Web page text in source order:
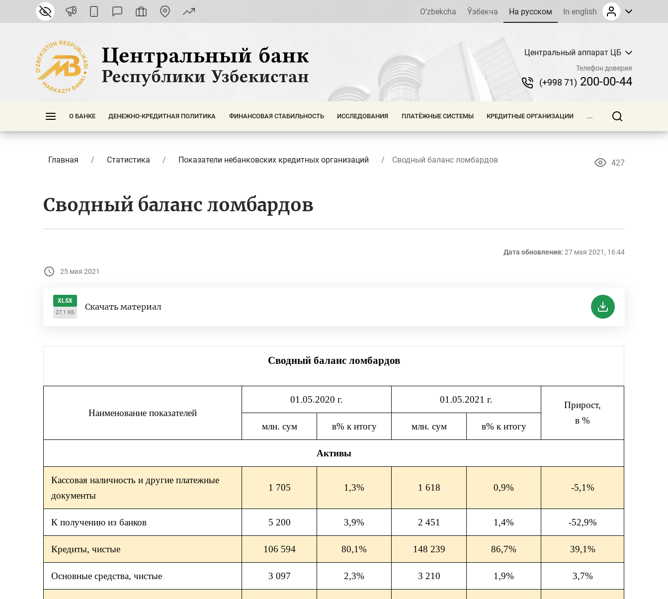
O’zbekcha Ўзбекча На русском In english
Центральный аппарат ЦБ
Телефон доверия
(+998 71) 200-00-44
О БАНКЕ ДЕНЕЖНО-КРЕДИТНАЯ ПОЛИТИКА ФИНАНСОВАЯ СТАБИЛЬНОСТЬ ИССЛЕДОВАНИЯ ПЛАТЁЖНЫЕ СИСТЕМЫ КРЕДИТНЫЕ ОРГАНИЗАЦИИ ...
Главная Статистика Показатели небанковских кредитных организаций Сводный баланс ломбардов 427
Сводный баланс ломбардов
Дата обновления: 27 мая 2021, 16:44
25 мая 2021
XLSX
27.1 КБ
Скачать материал
Сводный баланс ломбардов
Наименование показателей
01.05.2020 г. 01.05.2021 г.
Прирост,
в %
млн. сум в% к итогу млн. сум в% к итогу
Активы
Кассовая наличность и другие платежные
документы
1 705 1,3% 1 618 0,9% -5,1%
К получению из банков 5 200 3,9% 2 451 1,4% -52,9%
Кредиты, чистые 106 594 80,1% 148 239 86,7% 39,1%
Основные средства, чистые 3 097 2,3% 3 210 1,9% 3,7%